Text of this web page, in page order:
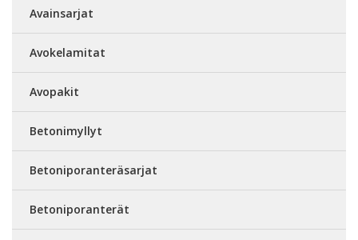
Avainsarjat
Avokelamitat
Avopakit
Betonimyllyt
Betoniporanteräsarjat
Betoniporanterät